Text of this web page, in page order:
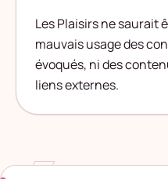
Les Plaisirs ne saurait
mauvais usage des
évoqués, ni des
liens externes.